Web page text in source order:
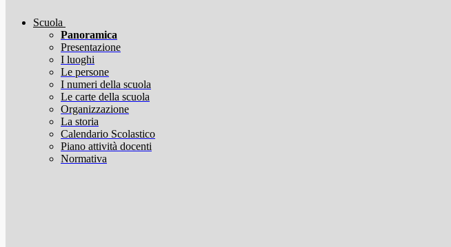
Scuola
Panoramica
Presentazione
I luoghi
Le persone
I numeri della scuola
Le carte della scuola
Organizzazione
La storia
Calendario Scolastico
Piano attività docenti
Normativa